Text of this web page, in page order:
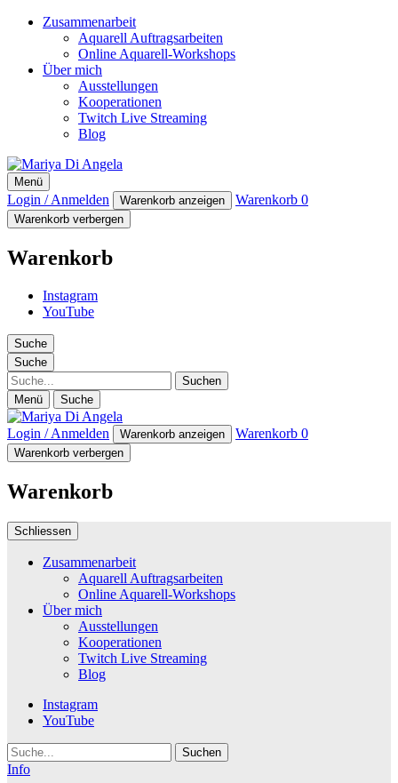
Zusammenarbeit
Aquarell Auftragsarbeiten
Online Aquarell-Workshops
Über mich
Ausstellungen
Kooperationen
Twitch Live Streaming
Blog
Mariya Di Angela
Artist
Menü
Login / Anmelden Warenkorb anzeigen Warenkorb 0
Warenkorb verbergen
Warenkorb
Instagram
YouTube
Suche
Suche
Suche
Menü Suche
Login / Anmelden Warenkorb anzeigen Warenkorb 0
Warenkorb verbergen
Warenkorb
Schliessen
Zusammenarbeit
Aquarell Auftragsarbeiten
Online Aquarell-Workshops
Über mich
Ausstellungen
Kooperationen
Twitch Live Streaming
Blog
Instagram
YouTube
Suche
Info